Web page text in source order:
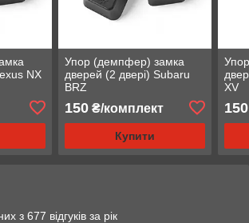
NX
Упор (демпфер) замка
дверей (2 двері) Subaru
BRZ
150₴/комплект
Купити
XV
150
з 677 відгуків за рік